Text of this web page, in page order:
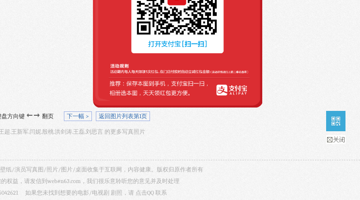
方向键 翻页 下一幅 > 返回图片列表第1页
超.王新军.闫妮.殷桃.洪剑涛.王磊.刘思言 的更多写真照片
纸/演员写真图/照片/图片/桌面收集于互联网，内容健康。版权归原作者所有
权益，请发信到web#n63.com，我们很乐意聆听您的意见并及时处理
如果您未找到想要的电影/电视剧 剧照，请 点击QQ 联系